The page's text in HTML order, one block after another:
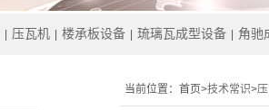
压瓦机 楼承板设备 琉璃瓦成型设备 角驰
当前位置： 首页>技术常识>